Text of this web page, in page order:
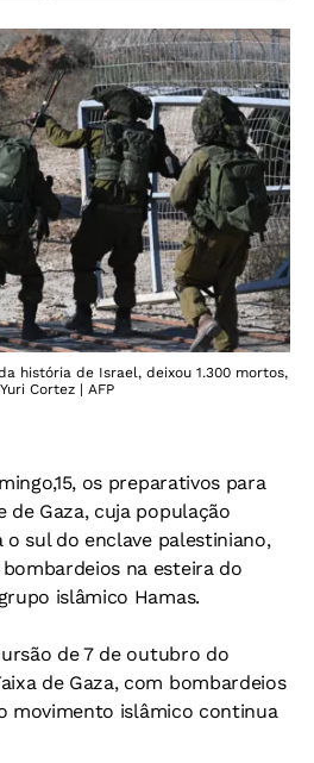
história de Israel, deixou 1.300 mortos,
Cortez | AFP
os preparativos para
de Gaza, cuja população
sul do enclave palestiniano,
na esteira do
islâmico Hamas.
de 7 de outubro do
de Gaza, com bombardeios
movimento islâmico continua